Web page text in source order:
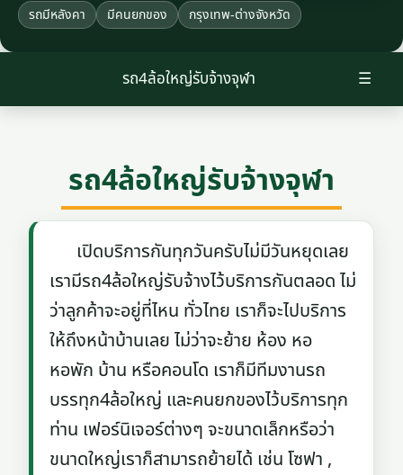
รถมีหลังคา มีคนยกของ กรุงเทพ-ต่างจังหวัด
☰
รถ4ล้อใหญ่รับจ้างจุฬา
รถ4ล้อใหญ่รับจ้างจุฬา
เปิดบริการกันทุกวันครับไม่มีวันหยุดเลย
เรามีรถ4ล้อใหญ่รับจ้างไว้บริการกันตลอด ไม่
ว่าลูกค้าจะอยู่ที่ไหน ทั่วไทย เราก็จะไปบริการ
ให้ถึงหน้าบ้านเลย ไม่ว่าจะย้าย ห้อง หอ
หอพัก บ้าน หรือคอนโด เราก็มีทีมงานรถ
บรรทุก4ล้อใหญ่ และคนยกของไว้บริการทุก
ท่าน เฟอร์นิเจอร์ต่างๆ จะขนาดเล็กหรือว่า
ขนาดใหญ่เราก็สามารถย้ายได้ เช่น โซฟา ,